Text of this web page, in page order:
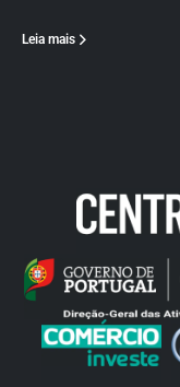
Leia mais